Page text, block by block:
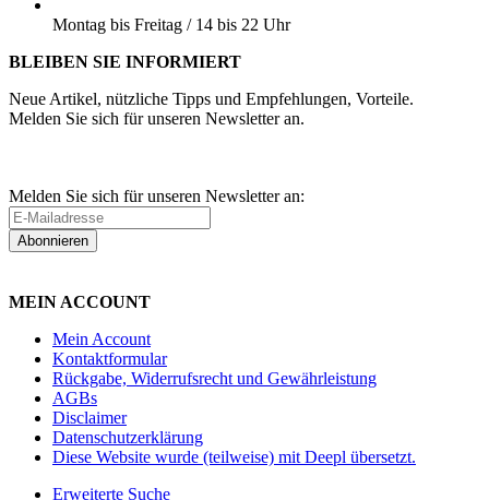
Montag bis Freitag / 14 bis 22 Uhr
BLEIBEN SIE INFORMIERT
Neue Artikel, nützliche Tipps und Empfehlungen, Vorteile.
Melden Sie sich für unseren Newsletter an.
Melden Sie sich für unseren Newsletter an:
Abonnieren
MEIN ACCOUNT
Mein Account
Kontaktformular
Rückgabe, Widerrufsrecht und Gewährleistung
AGBs
Disclaimer
Datenschutzerklärung
Diese Website wurde (teilweise) mit Deepl übersetzt.
Erweiterte Suche